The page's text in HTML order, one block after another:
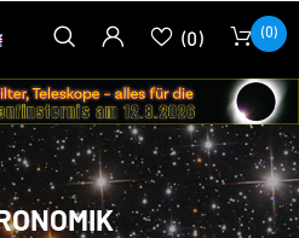
(0) (0)